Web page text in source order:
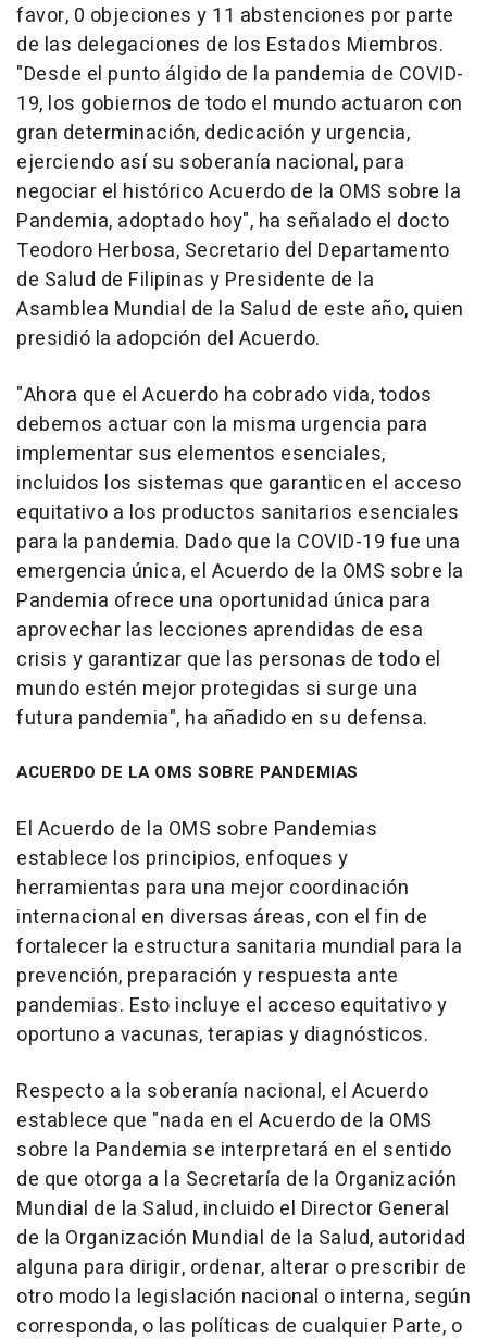
favor, 0 objeciones y 11 abstenciones por parte
de las delegaciones de los Estados Miembros.
"Desde el punto álgido de la pandemia de COVID-
19, los gobiernos de todo el mundo actuaron con
gran determinación, dedicación y urgencia,
ejerciendo así su soberanía nacional, para
negociar el histórico Acuerdo de la OMS sobre la
Pandemia, adoptado hoy", ha señalado el docto
Teodoro Herbosa, Secretario del Departamento
de Salud de Filipinas y Presidente de la
Asamblea Mundial de la Salud de este año, quien
presidió la adopción del Acuerdo.
"Ahora que el Acuerdo ha cobrado vida, todos
debemos actuar con la misma urgencia para
implementar sus elementos esenciales,
incluidos los sistemas que garanticen el acceso
equitativo a los productos sanitarios esenciales
para la pandemia. Dado que la COVID-19 fue una
emergencia única, el Acuerdo de la OMS sobre la
Pandemia ofrece una oportunidad única para
aprovechar las lecciones aprendidas de esa
crisis y garantizar que las personas de todo el
mundo estén mejor protegidas si surge una
futura pandemia", ha añadido en su defensa.
ACUERDO DE LA OMS SOBRE PANDEMIAS
El Acuerdo de la OMS sobre Pandemias
establece los principios, enfoques y
herramientas para una mejor coordinación
internacional en diversas áreas, con el fin de
fortalecer la estructura sanitaria mundial para la
prevención, preparación y respuesta ante
pandemias. Esto incluye el acceso equitativo y
oportuno a vacunas, terapias y diagnósticos.
Respecto a la soberanía nacional, el Acuerdo
establece que "nada en el Acuerdo de la OMS
sobre la Pandemia se interpretará en el sentido
de que otorga a la Secretaría de la Organización
Mundial de la Salud, incluido el Director General
de la Organización Mundial de la Salud, autoridad
alguna para dirigir, ordenar, alterar o prescribir de
otro modo la legislación nacional o interna, según
corresponda, o las políticas de cualquier Parte, o